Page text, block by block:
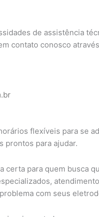
de assistência
contato conosco
flexíveis para se
prontos para ajudar.
certa para quem busca
com seus